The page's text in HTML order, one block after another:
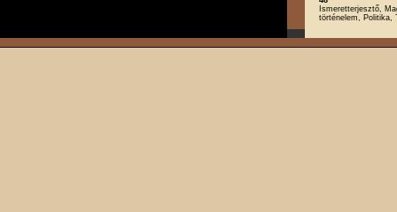
Ismeretterjesztő,
történelem, Politika,